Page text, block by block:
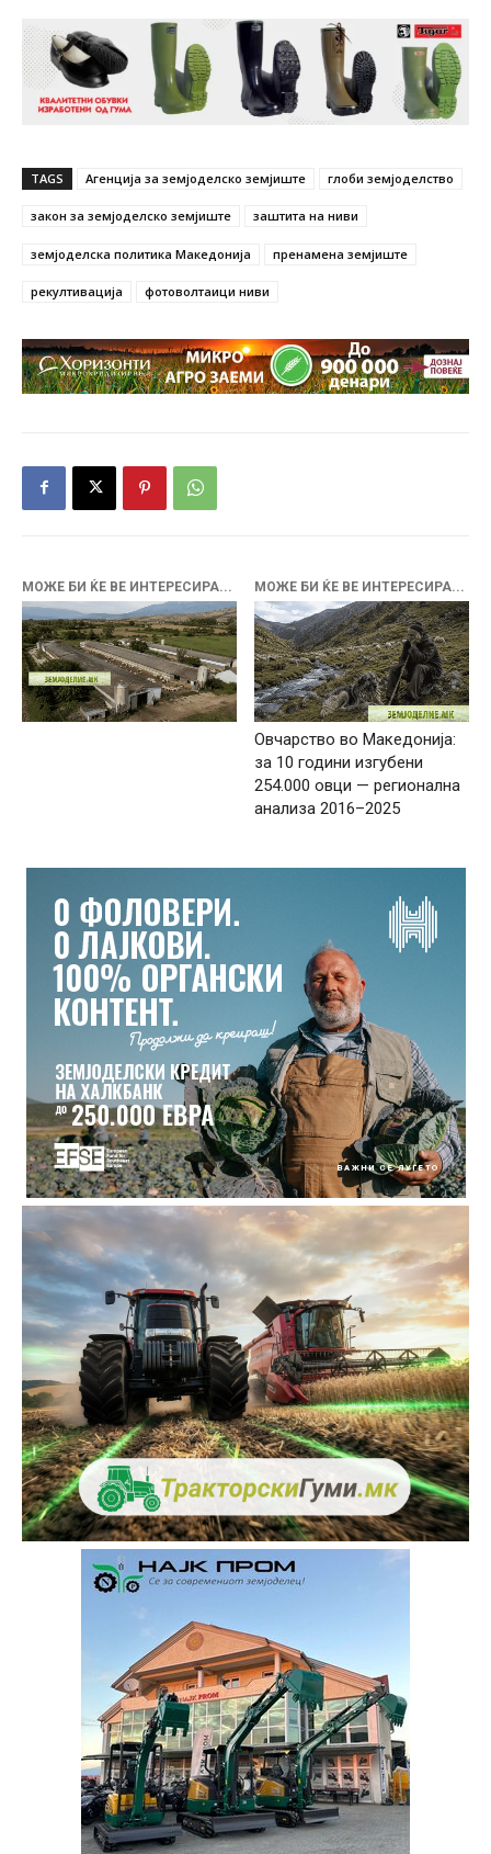
TAGS Агенција за земјоделско земјиште глоби земјоделство
закон за земјоделско земјиште заштита на ниви
земјоделска политика Македонија пренамена земјиште
рекултивација фотоволтаици ниви
МОЖЕ БИ ЌЕ ВЕ ИНТЕРЕСИРА... МОЖЕ БИ ЌЕ ВЕ ИНТЕРЕСИРА...
Овчарство во Македонија:
за 10 години изгубени
254.000 овци — регионална
анализа 2016–2025